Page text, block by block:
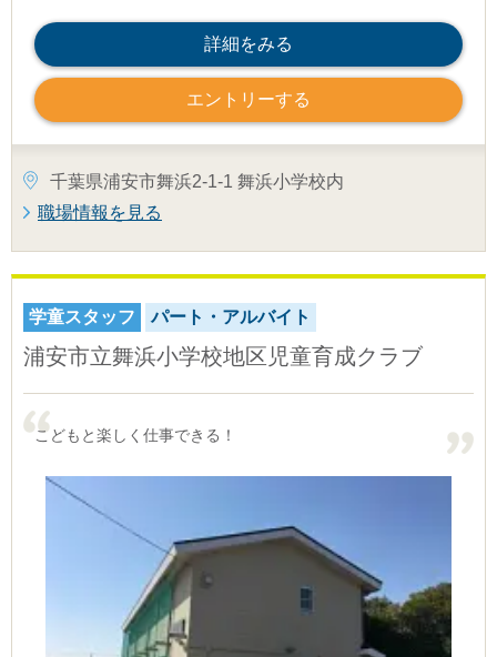
詳細をみる
エントリーする
千葉県浦安市舞浜2-1-1 舞浜小学校内
職場情報を見る
学童スタッフ パート・アルバイト
浦安市立舞浜小学校地区児童育成クラブ
こどもと楽しく仕事できる！